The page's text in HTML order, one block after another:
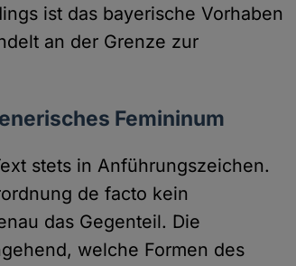
ist das bayerische Vorhaben
an der Grenze zur
Femininum
stets in Anführungszeichen.
de facto kein
das Gegenteil. Die
welche Formen des